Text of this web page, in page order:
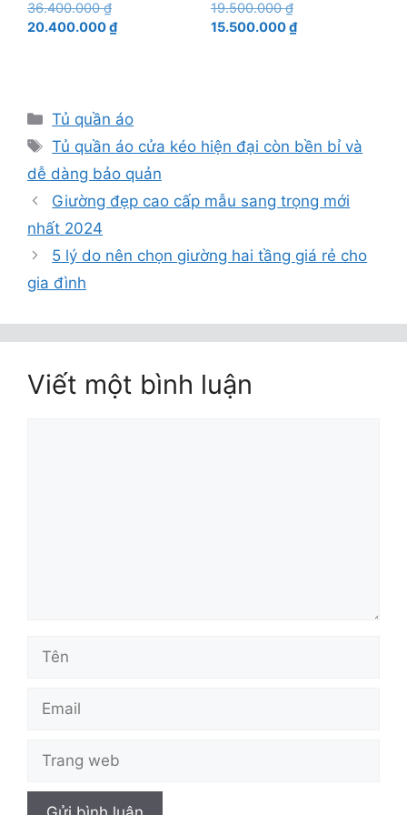
36.400.000₫Giá
gốc
20.400.000₫Giá
19.500.000₫Giá
gốc
15.500.000₫Giá
Danh
mục
Tủ quần áo
Thẻ
Tủ quần áo cửa kéo hiện đại còn bền bỉ và
dễ dàng bảo quản
Giường đẹp cao cấp mẫu sang trọng mới
nhất 2024
5 lý do nên chọn giường hai tầng giá rẻ cho
gia đình
Viết một bình luận
Tên
Email
Trang